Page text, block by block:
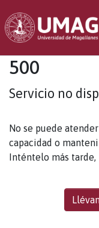
500
Servicio no
No se puede
capacidad o
Inténtelo más tarde,